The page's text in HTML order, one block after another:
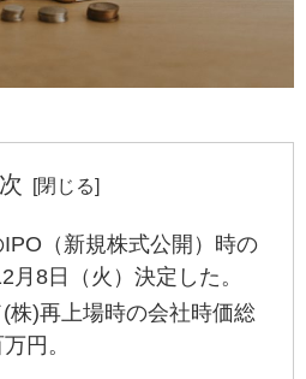
（新規株式公開）時の
月8日（火）決定した。
株)再上場時の会社時価総
円。